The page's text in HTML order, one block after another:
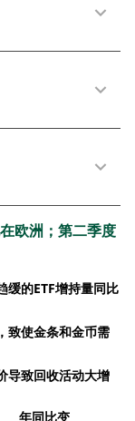
欧洲；第二季度
缓的ETF增持量同比
致使金条和金币需
导致回收活动大增
年同比变